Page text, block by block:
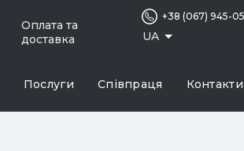
Оплата та
доставка
UA
+38 (067) 945-
Послуги Співпраця Контакти